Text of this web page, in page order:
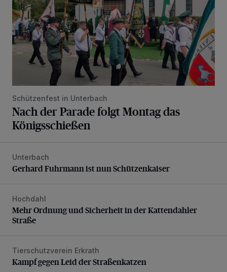
Schützenfest in Unterbach
Nach der Parade folgt Montag das
Königsschießen
Gerhard Fuhrmann ist nun Schützenkaiser
Unterbach
Gerhard Fuhrmann ist nun Schützenkaiser
Mehr Ordnung und Sicherheit in der Kattendahler Straße
Hochdahl
Mehr Ordnung und Sicherheit in der Kattendahler
Straße
Kampf gegen Leid der Straßenkatzen
Tierschutzverein Erkrath
Kampf gegen Leid der Straßenkatzen